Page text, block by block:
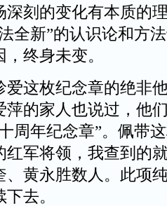
深刻的变化有本质的
全新”的认识论和方
终身未变。
这枚纪念章的绝非
萍的家人也说过，他
周年纪念章”。佩带
红军将领，我查到的
、黄永胜数人。此项
去。